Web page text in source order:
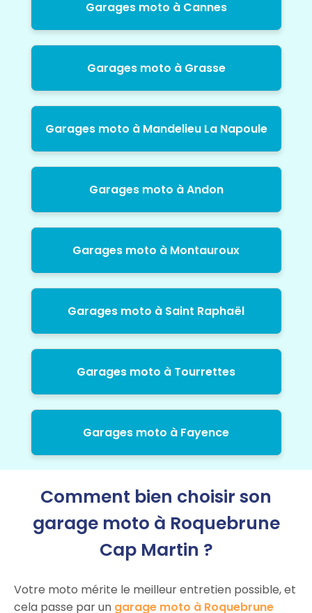
Garages moto à Cannes
Garages moto à Grasse
Garages moto à Mandelieu La Napoule
Garages moto à Andon
Garages moto à Montauroux
Garages moto à Saint Raphaël
Garages moto à Tourrettes
Garages moto à Fayence
Comment bien choisir son
garage moto à Roquebrune
Cap Martin ?
Votre moto mérite le meilleur entretien possible, et
cela passe par un garage moto à Roquebrune